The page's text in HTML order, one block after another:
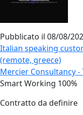
Pubblicato il 08/08/
Italian speaking
(remote, greece)
Mercier Consultancy -
Smart Working 100%
Contratto da definire